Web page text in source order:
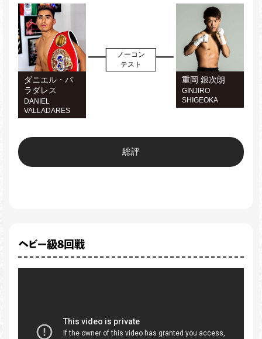
ダニエル・バ
ラダレス
DANIEL
VALLADARES
ノーコン
テスト
重岡 銀次朗
GINJIRO
SHIGEOKA
総評
ヘビー級8回戦